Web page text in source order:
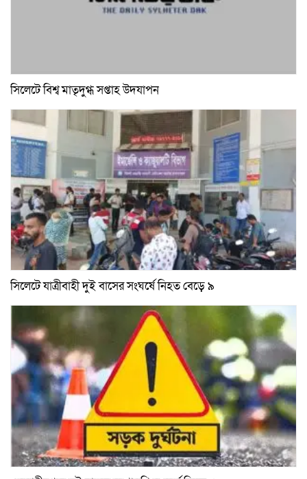
সিলেটে বিশ্ব মাতৃদুগ্ধ সপ্তাহ উদযাপন
সিলেটে যাত্রীবাহী দুই বাসের সংঘর্ষে নিহত বেড়ে ৯